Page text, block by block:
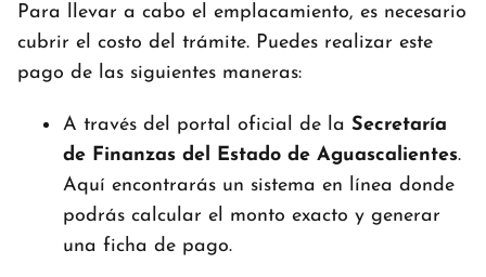
Para llevar a cabo el emplacamiento, es necesario
cubrir el costo del trámite. Puedes realizar este
pago de las siguientes maneras:
A través del portal oficial de la Secretaría
de Finanzas del Estado de Aguascalientes.
Aquí encontrarás un sistema en línea donde
podrás calcular el monto exacto y generar
una ficha de pago.